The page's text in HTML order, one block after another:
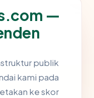
—
publik
kami pada
ke skor